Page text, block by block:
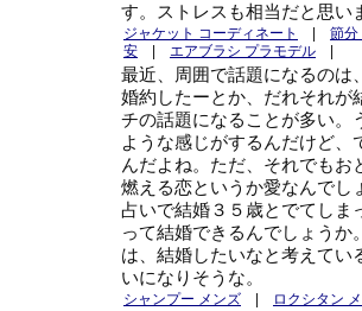
す。ストレスも相当だと思い
ジャケット コーディネート
節分
安
エアブラシ プラモデル
最近、周囲で話題になるのは
婚約したーとか、だれそれが
チの話題になることが多い。
ような感じがするんだけど
んだよね。ただ、それでも
燃える恋というか愛なんで
占いで結婚３５歳とでてしま
って結婚できるんでしょう
は、結婚したいなと考えてい
いになりそうな。
シャンプー メンズ ロクシタン